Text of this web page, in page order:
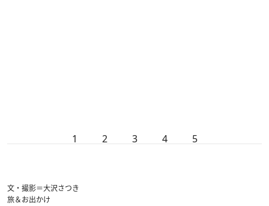
1 2 3 4 5
文・撮影＝大沢さつき
旅＆お出かけ